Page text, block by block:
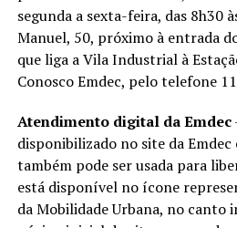
segunda a sexta-feira, das 8h30
Manuel, 50, próximo à entrada
que liga a Vila Industrial à
Conosco Emdec, pelo telefone
Atendimento digital da Emdec
disponibilizado no site da
também pode ser usada para
está disponível no ícone
da Mobilidade Urbana, no canto